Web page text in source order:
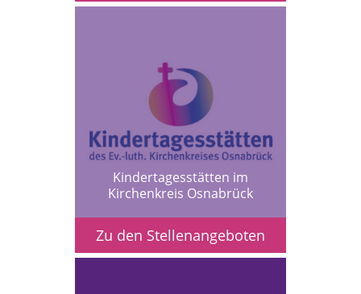
Kindertagesstätten im
Kirchenkreis Osnabrück
Zu den Stellenangeboten